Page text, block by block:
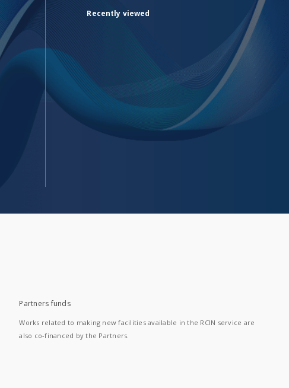
Recently viewed
Partners funds
Works related to making new facilities available in the RCIN service are
also co-financed by the Partners.